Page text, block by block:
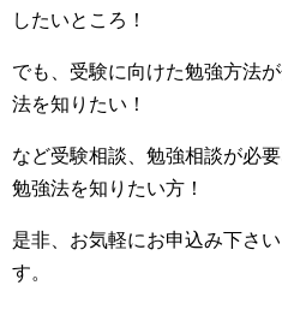
したいところ！
でも、受験に向けた勉強方法
法を知りたい！
など受験相談、勉強相談が必
勉強法を知りたい方！
是非、お気軽にお申込み下さ
す。